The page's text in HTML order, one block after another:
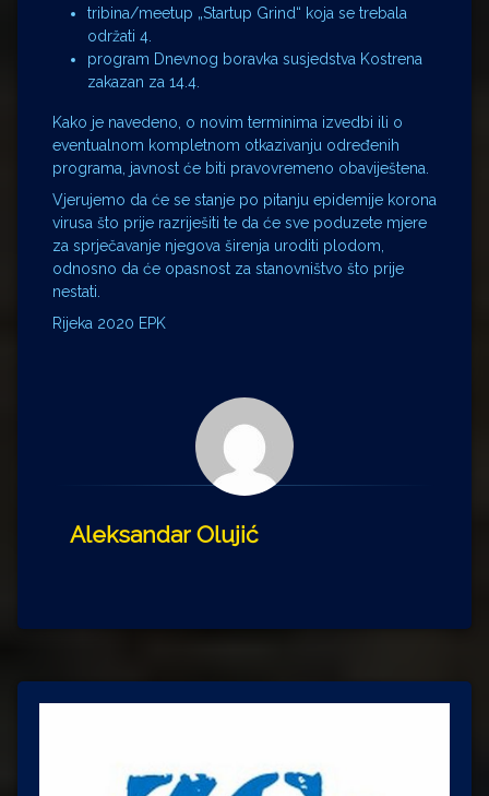
tribina/meetup „Startup Grind“ koja se trebala
održati 4.
program Dnevnog boravka susjedstva Kostrena
zakazan za 14.4.
Kako je navedeno, o novim terminima izvedbi ili o
eventualnom kompletnom otkazivanju određenih
programa, javnost će biti pravovremeno obaviještena.
Vjerujemo da će se stanje po pitanju epidemije korona
virusa što prije razriješiti te da će sve poduzete mjere
za sprječavanje njegova širenja uroditi plodom,
odnosno da će opasnost za stanovništvo što prije
nestati.
Rijeka 2020 EPK
Aleksandar Olujić